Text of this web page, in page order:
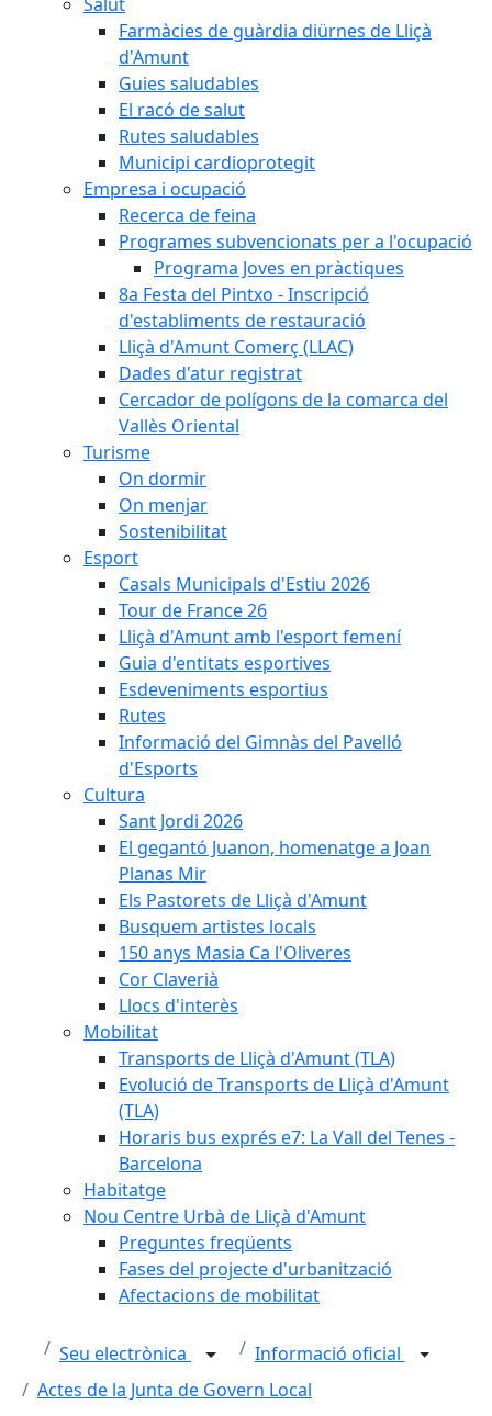
Farmàcies de guàrdia diürnes de Lliçà
d'Amunt
Guies saludables
El racó de salut
Rutes saludables
Municipi cardioprotegit
Empresa i ocupació
Recerca de feina
Programes subvencionats per a l'ocupació
Programa Joves en pràctiques
8a Festa del Pintxo - Inscripció
d'establiments de restauració
Lliçà d'Amunt Comerç (LLAC)
Dades d'atur registrat
Cercador de polígons de la comarca del
Vallès Oriental
Turisme
On dormir
On menjar
Sostenibilitat
Esport
Casals Municipals d'Estiu 2026
Tour de France 26
Lliçà d'Amunt amb l'esport femení
Guia d'entitats esportives
Esdeveniments esportius
Rutes
Informació del Gimnàs del Pavelló
d'Esports
Cultura
Sant Jordi 2026
El gegantó Juanon, homenatge a Joan
Planas Mir
Els Pastorets de Lliçà d'Amunt
Busquem artistes locals
150 anys Masia Ca l'Oliveres
Cor Claverià
Llocs d'interès
Mobilitat
Transports de Lliçà d'Amunt (TLA)
Evolució de Transports de Lliçà d'Amunt
(TLA)
Horaris bus exprés e7: La Vall del Tenes -
Barcelona
Habitatge
Nou Centre Urbà de Lliçà d'Amunt
Preguntes freqüents
Fases del projecte d'urbanització
Afectacions de mobilitat
Seu electrònica
Informació oficial
Actes de la Junta de Govern Local